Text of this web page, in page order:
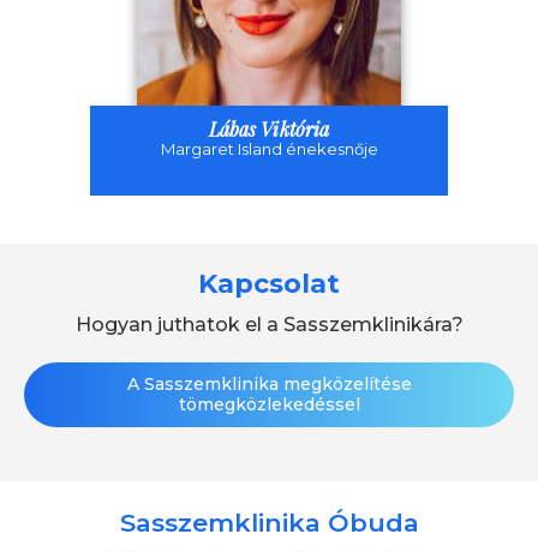
Lábas Viktória
Margaret Island énekesnője
Kapcsolat
Hogyan juthatok el a Sasszemklinikára?
A Sasszemklinika megközelítése
tömegközlekedéssel
Sasszemklinika Óbuda